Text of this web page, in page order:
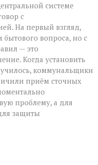
системе
с
На первый взгляд,
вопроса, но с
— это
Когда установить
коммунальщики
приём сточных
проблему, а для
защиты